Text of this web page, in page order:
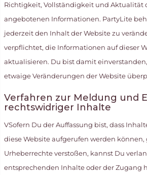
Richtigkeit, Vollständigkeit und Aktualität
angebotenen Informationen. PartyLite
jederzeit den Inhalt der Website zu
verpflichtet, die Informationen auf dieser
aktualisieren. Du bist damit
etwaige Veränderungen der Website
Verfahren zur Meldung und
rechtswidriger Inhalte
VSofern Du der Auffassung bist, dass
diese Website aufgerufen werden können,
Urheberrechte verstoßen, kannst Du
entsprechenden Inhalte oder der Zugang